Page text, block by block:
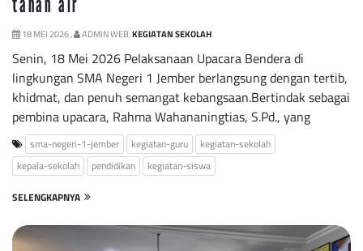
18 MEI 2026 , ADMIN WEB,KEGIATAN SEKOLAH
Senin, 18 Mei 2026 Pelaksanaan Upacara Bendera di
lingkungan SMA Negeri 1 Jember berlangsung dengan tertib,
khidmat, dan penuh semangat kebangsaan.Bertindak sebagai
pembina upacara, Rahma Wahananingtias, S.Pd., yang
sma-negeri-1-jember kegiatan-guru
kegiatan-sekolah
kepala-sekolah
pendidikan kegiatan-siswa
SELENGKAPNYA